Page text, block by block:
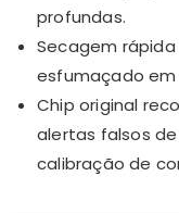
profundas.
Secagem
esfumaçado
Chip original
alertas falsos
calibração de